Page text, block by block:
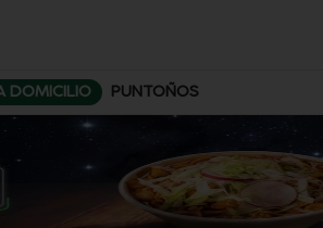
DOMICILIO PUNTOÑOS